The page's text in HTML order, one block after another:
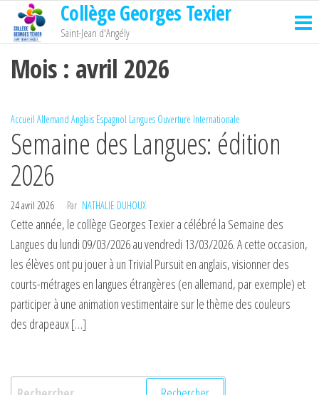
Passer
contenu
Collège Georges Texier
Saint-Jean d'Angély
Mois : avril 2026
Accueil Allemand Anglais Espagnol Langues Ouverture Internationale
Semaine des Langues: édition
2026
24 avril 2026 Par NATHALIE DUHOUX
Cette année, le collège Georges Texier a célébré la Semaine des
Langues du lundi 09/03/2026 au vendredi 13/03/2026. A cette occasion,
les élèves ont pu jouer à un Trivial Pursuit en anglais, visionner des
courts-métrages en langues étrangères (en allemand, par exemple) et
participer à une animation vestimentaire sur le thème des couleurs
des drapeaux […]
Rechercher :